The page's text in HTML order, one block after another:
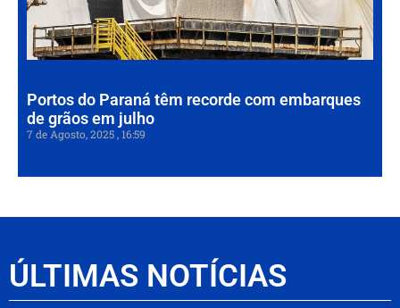
Portos do Paraná têm recorde com embarques
de grãos em julho
7 de Agosto, 2025 16:59
ÚLTIMAS NOTÍCIAS